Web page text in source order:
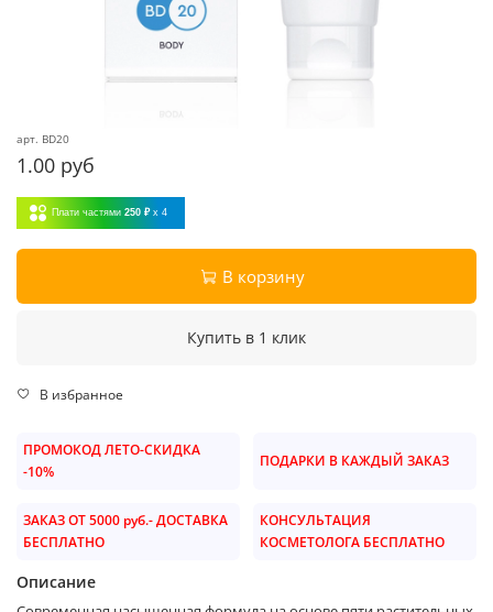
арт. BD20
1.00 руб
Плати частями 250 ₽ x 4
В корзину
Купить в 1 клик
В избранное
ПРОМОКОД ЛЕТО-СКИДКА
-10%
ПОДАРКИ В КАЖДЫЙ ЗАКАЗ
ЗАКАЗ ОТ 5000 руб.- ДОСТАВКА
БЕСПЛАТНО
КОНСУЛЬТАЦИЯ
КОСМЕТОЛОГА БЕСПЛАТНО
Описание